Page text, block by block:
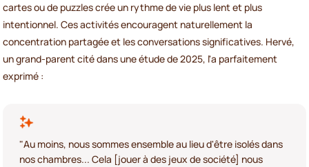
cartes ou de puzzles crée un rythme de vie plus lent et plus
intentionnel. Ces activités encouragent naturellement la
concentration partagée et les conversations significatives. Hervé,
un grand-parent cité dans une étude de 2025, l'a parfaitement
exprimé :
"Au moins, nous sommes ensemble au lieu d'être isolés dans
nos chambres... Cela [jouer à des jeux de société] nous